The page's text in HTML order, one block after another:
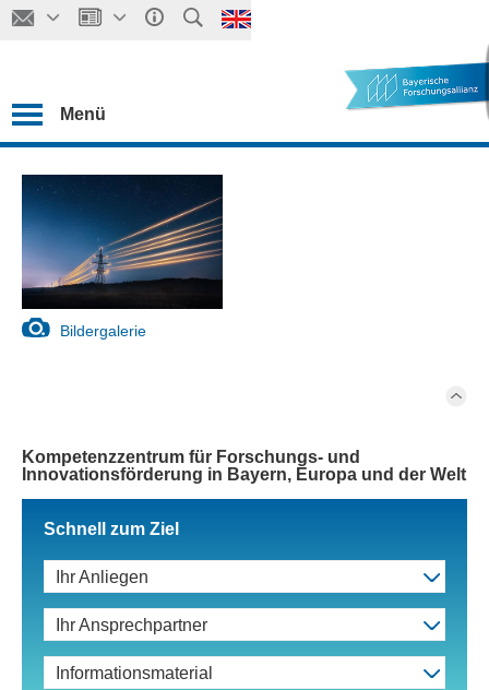
Menü
Bildergalerie
Kompetenzzentrum für Forschungs- und
Innovationsförderung in Bayern, Europa und der Welt
Schnell zum Ziel
Ihr Anliegen
Ihr Ansprechpartner
Informationsmaterial